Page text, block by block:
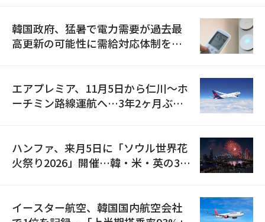
韓国政府、猛暑で電力需要が過去最
高更新の可能性に需給対応体制を点
エアプレミア、11月5日から仁川〜ホ
ーチミン路線運航へ…3年2ヶ月ぶり
ハンファ、来月5日に「ソウル世界花
火祭り2026」開催…韓・米・英の3カ
イースター航空、韓国国内航空会社